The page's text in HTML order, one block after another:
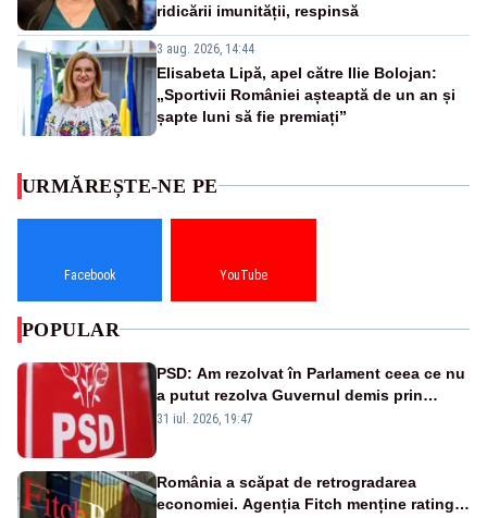
ridicării imunității, respinsă
3 aug. 2026, 14:44
Elisabeta Lipă, apel către Ilie Bolojan:
„Sportivii României așteaptă de un an și
șapte luni să fie premiați”
URMĂREȘTE-NE PE
Facebook YouTube
POPULAR
PSD: Am rezolvat în Parlament ceea ce nu
a putut rezolva Guvernul demis prin
moțiune de cenzură
31 iul. 2026, 19:47
România a scăpat de retrogradarea
economiei. Agenția Fitch menține ratingul